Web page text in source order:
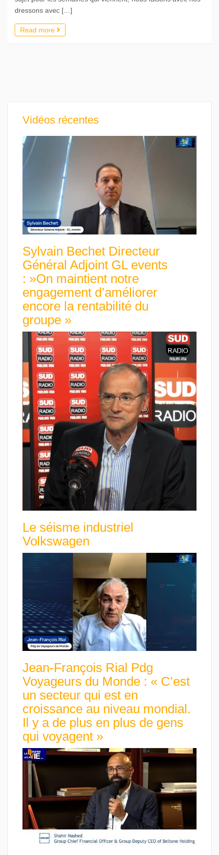
dressons avec […]
Read more
Vidéos récentes
Sylvain Bechet Directeur
Général Adjoint GL events
: »On maintient notre
engagement d’améliorer
encore la rentabilité du
groupe »
Le séisme industriel
Volkswagen
Jean-François Rial Pdg
Voyageurs du Monde : « C’est
un secteur qui est en
croissance au niveau mondial.
Il y a de plus en plus de gens
qui voyagent »